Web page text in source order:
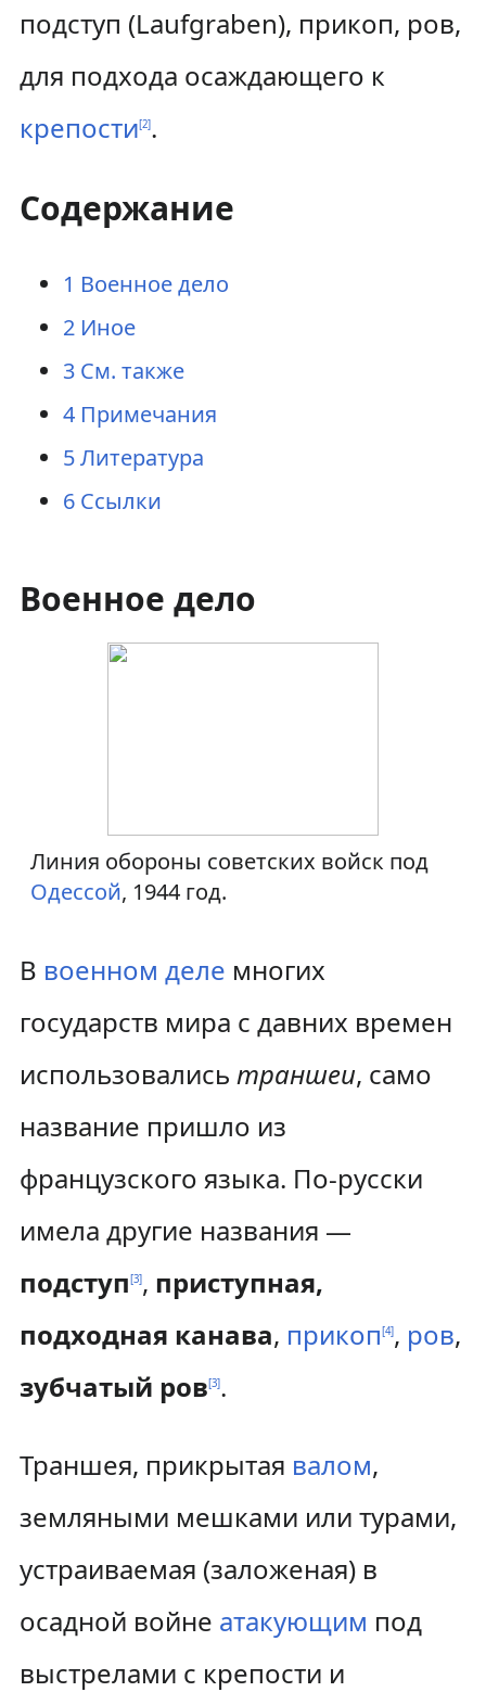
подступ (Laufgraben), прикоп, ров,
для подхода осаждающего к
крепости[2].
Содержание
1 Военное дело
2 Иное
3 См. также
4 Примечания
5Литература
6 Ссылки
Военное дело
Линия обороны советских войск под
Одессой, 1944 год.
В военном деле многих
государств мира с давних времен
использовались траншеи, само
название пришло из
французского языка. По-русски
имела другие названия —
подступ[3], приступная,
подходная канава, прикоп[4], ров,
зубчатый ров[3].
Траншея, прикрытая валом,
земляными мешками или турами,
устраиваемая (заложеная) в
осадной войне атакующим под
выстрелами с крепости и